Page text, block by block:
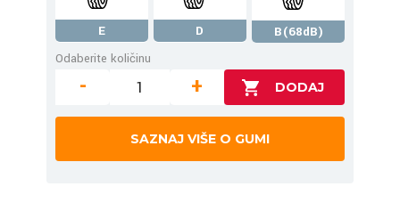
E D
B(68dB)
Odaberite količinu
- +
SAZNAJ VIŠE O GUMI